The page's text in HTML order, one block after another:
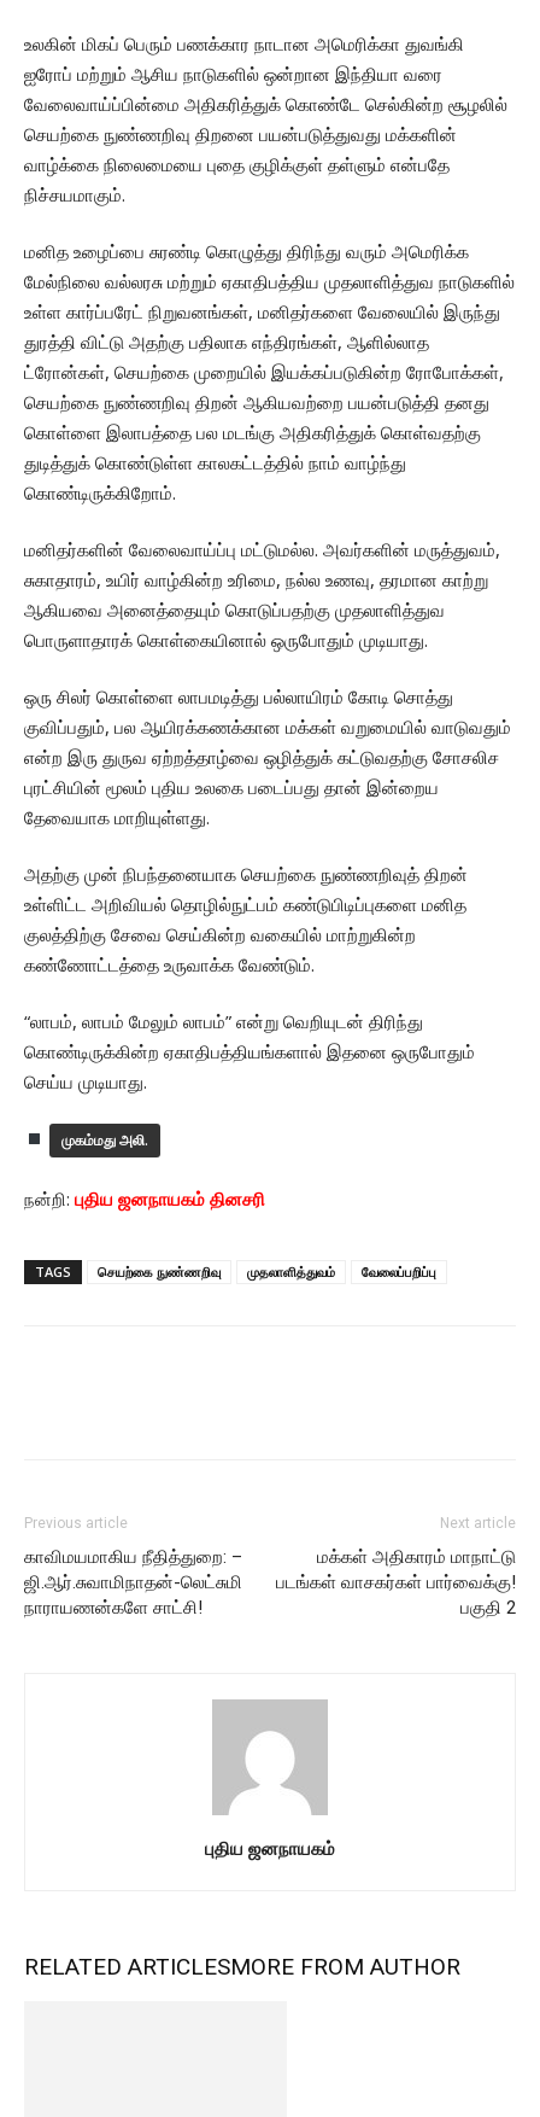
உலகின் மிகப் பெரும் பணக்கார நாடான அமெரிக்கா துவங்கி
ஐரோப் மற்றும் ஆசிய நாடுகளில் ஒன்றான இந்தியா வரை
வேலைவாய்ப்பின்மை அதிகரித்துக் கொண்டே செல்கின்ற சூழலில்
செயற்கை நுண்ணறிவு திறனை பயன்படுத்துவது மக்களின்
வாழ்க்கை நிலைமையை புதை குழிக்குள் தள்ளும் என்பதே
நிச்சயமாகும்.
மனித உழைப்பை சுரண்டி கொழுத்து திரிந்து வரும் அமெரிக்க
மேல்நிலை வல்லரசு மற்றும் ஏகாதிபத்திய முதலாளித்துவ நாடுகளில்
உள்ள கார்ப்பரேட் நிறுவனங்கள், மனிதர்களை வேலையில் இருந்து
துரத்தி விட்டு அதற்கு பதிலாக எந்திரங்கள், ஆளில்லாத
ட்ரோன்கள், செயற்கை முறையில் இயக்கப்படுகின்ற ரோபோக்கள்,
செயற்கை நுண்ணறிவு திறன் ஆகியவற்றை பயன்படுத்தி தனது
கொள்ளை இலாபத்தை பல மடங்கு அதிகரித்துக் கொள்வதற்கு
துடித்துக் கொண்டுள்ள காலகட்டத்தில் நாம் வாழ்ந்து
கொண்டிருக்கிறோம்.
மனிதர்களின் வேலைவாய்ப்பு மட்டுமல்ல. அவர்களின் மருத்துவம்,
சுகாதாரம், உயிர் வாழ்கின்ற உரிமை, நல்ல உணவு, தரமான காற்று
ஆகியவை அனைத்தையும் கொடுப்பதற்கு முதலாளித்துவ
பொருளாதாரக் கொள்கையினால் ஒருபோதும் முடியாது.
ஒரு சிலர் கொள்ளை லாபமடித்து பல்லாயிரம் கோடி சொத்து
குவிப்பதும், பல ஆயிரக்கணக்கான மக்கள் வறுமையில் வாடுவதும்
என்ற இரு துருவ ஏற்றத்தாழ்வை ஒழித்துக் கட்டுவதற்கு சோசலிச
புரட்சியின் மூலம் புதிய உலகை படைப்பது தான் இன்றைய
தேவையாக மாறியுள்ளது.
அதற்கு முன் நிபந்தனையாக செயற்கை நுண்ணறிவுத் திறன்
உள்ளிட்ட அறிவியல் தொழில்நுட்பம் கண்டுபிடிப்புகளை மனித
குலத்திற்கு சேவை செய்கின்ற வகையில் மாற்றுகின்ற
கண்ணோட்டத்தை உருவாக்க வேண்டும்.
“லாபம், லாபம் மேலும் லாபம்” என்று வெறியுடன் திரிந்து
கொண்டிருக்கின்ற ஏகாதிபத்தியங்களால் இதனை ஒருபோதும்
செய்ய முடியாது.
முகம்மது அலி.
நன்றி: புதிய ஜனநாயகம் தினசரி
TAGS செயற்கை நுண்ணறிவு முதலாளித்துவம் வேலைப்பறிப்பு
Previous article
காவிமயமாகிய நீதித்துறை: –
ஜி.ஆர்.சுவாமிநாதன்-லெட்சுமி
நாராயணன்களே சாட்சி!
Next article
மக்கள் அதிகாரம் மாநாட்டு
படங்கள் வாசகர்கள் பார்வைக்கு!
பகுதி 2
புதிய ஜனநாயகம்
RELATED ARTICLESMORE FROM AUTHOR